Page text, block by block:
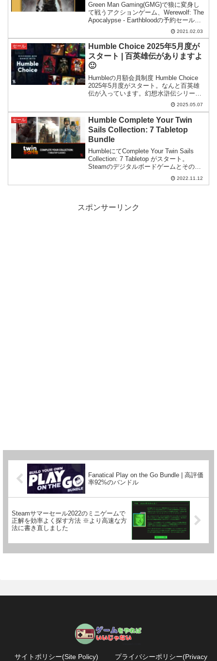
Green Man Gaming(GMG)で狼に変身し
て戦うアクションゲーム、Werewolf: The
Apocalypse - Earthbloodの予約セールが
開催。Epicストアで予約するよりもずっ
2021.02.03
セール
Humble Choice 2025年5月度が
スタート | 百英雄伝がありますよ
🙂
Humbleの月額会員制度 Humble Choice
2025年5月度がスタート。なんと百英雄
伝が入っています。幻想水滸伝シリーズ
が好きだった方はぜひプレイしてほしい
2025.05.07
セール
Humble Complete Your Twin
Sails Collection: 7 Tabletop
Bundle
HumbleにてComplete Your Twin Sails
Collection: 7 Tabletop がスタート。
Steamのデジタルボードゲームとその
DLCがまとめて手に入るバンドルです。
コース選択が明確で買いやすいのも特
2022.11.12
スポンサーリンク
Fanatical Play on the Go Bundle | 高評価
率92%のバンドル
Steamサマーセール2022のミニゲームで
正解を効率よく探す方法 ※より高速な方
法に書き直しました
サイトポリシー(Site Policy) プライバシーポリシー(Privacy